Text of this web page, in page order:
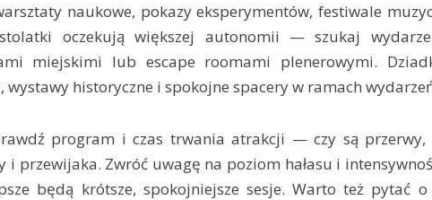
naukowe, pokazy eksperymentów, festiwale
oczekują większej autonomii — szukaj
miejskimi lub escape roomami plenerowymi.
wystawy historyczne i spokojne spacery w ramach
program i czas trwania atrakcji — czy są przerwy,
i przewijaka. Zwróć uwagę na poziom hałasu i
będą krótsze, spokojniejsze sesje. Warto też pytać